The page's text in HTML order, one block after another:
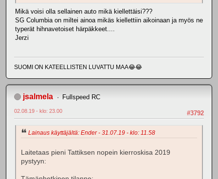
Mikä voisi olla sellainen auto mikä kiellettäisi???
SG Columbia on miltei ainoa mikäs kiellettiin aikoinaan ja myös ne
typerät hihnavetoiset härpäkkeet....
Jerzi
SUOMI ON KATEELLISTEN LUVATTU MAA😂😂
jsalmela Fullspeed RC
#3792
02.08.19 - klo: 23.00
Lainaus käyttäjältä: Ender - 31.07.19 - klo: 11.58
Laitetaas pieni Tattiksen nopein kierroskisa 2019
pystyyn: